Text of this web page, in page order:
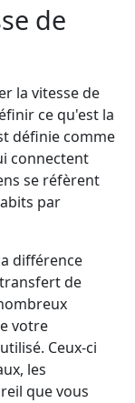
de
la vitesse de
ce qu'est la
définie comme
connectent
se réfèrent
par
différence
de
votre
Ceux-ci
les
que vous